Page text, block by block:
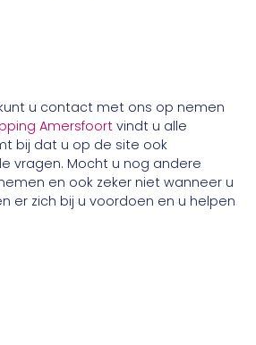
u contact met ons op nemen
Amersfoort vindt u alle
bij dat u op de site ook
vragen. Mocht u nog andere
en ook zeker niet wanneer u
er zich bij u voordoen en u helpen